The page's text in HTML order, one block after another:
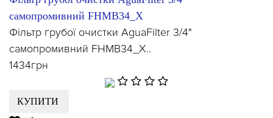
самопромивний FHMB34_X
Фільтр грубої очистки AguaFilter 3/4"
самопромивний FHMB34_X..
1434грн
КУПИТИ